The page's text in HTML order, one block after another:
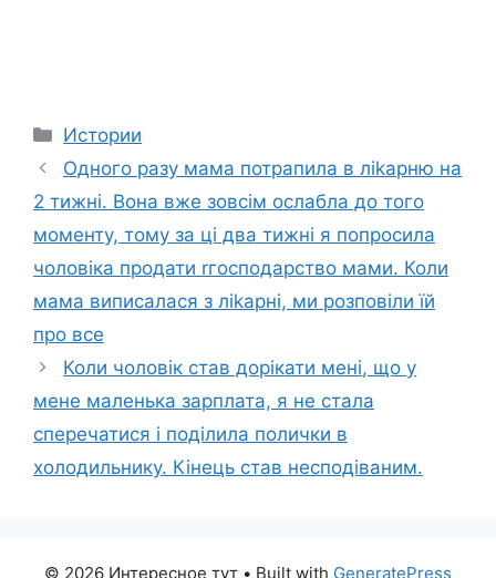
Categories
Истории
Одного разу мама потрапила в ліkарню на
2 тижні. Вона вже зовсім ослабла до того
моменту, тому за ці два тижні я попросила
чоловіка продати rгосподарство мами. Коли
мама виписалася з ліkарні, ми розповіли їй
про все
Коли чоловік став дорікати мені, що у
мене маленька зарплата, я не стала
сперечатися і поділила полички в
холодильнику. Кінець став несподіваним.
© 2026 Интересное тут • Built with GeneratePress